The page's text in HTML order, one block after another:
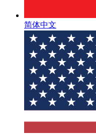
简体中文